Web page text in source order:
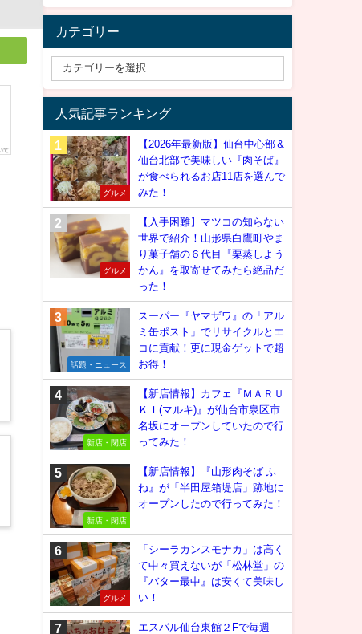
カテゴリー
人気記事ランキング
グルメ
【2026年最新版】仙台中心部＆
仙台北部で美味しい『肉そば』
が食べられるお店11店を選んで
みた！
グルメ
【入手困難】マツコの知らない
世界で紹介！山形県白鷹町やま
り菓子舗の６代目『栗蒸しよう
かん』を取寄せてみたら絶品だ
った！
話題・ニュース
スーパー『ヤマザワ』の「アル
ミ缶ポスト」でリサイクルとエ
コに貢献！更に現金ゲットで超
お得！
新店・閉店
【新店情報】カフェ『ＭＡＲＵ
ＫＩ(マルキ)』が仙台市泉区市
名坂にオープンしていたので行
ってみた！
新店・閉店
【新店情報】『山形肉そば ふ
ね』が「半田屋箱堤店」跡地に
オープンしたので行ってみた！
グルメ
「シーラカンスモナカ」は高く
て中々買えないが「松林堂」の
『バター最中』は安くて美味し
い！
エスパル仙台東館２Fで毎週